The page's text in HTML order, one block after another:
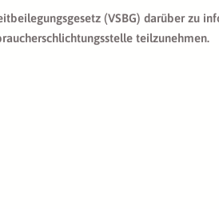
(VSBG) darüber zu
teilzunehmen.